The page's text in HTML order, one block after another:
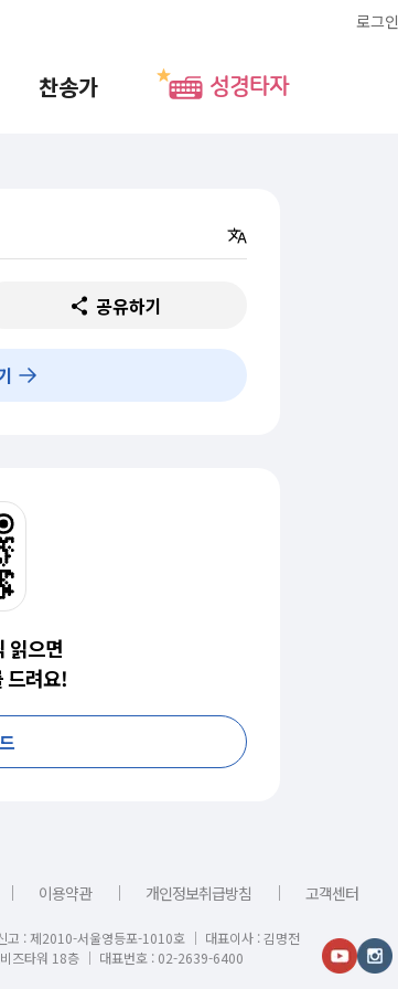
로그인
찬송가 성경타자
공유하기
읽으면
드려요!
｜ 이용약관 ｜ 개인정보취급방침 ｜ 고객센터
고 : 제2010-서울영등포-1010호 │ 대표이사 : 김명전
즈타워 18층 │ 대표번호 : 02-2639-6400